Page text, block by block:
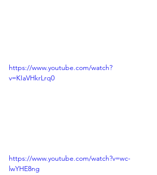
https://www.youtube.com/watch?
v=KIaVHkrLrq0
https://www.youtube.com/watch?v=wc-
lwYHE8ng